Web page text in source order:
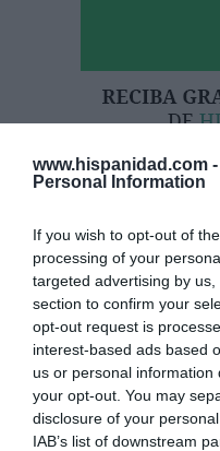
www.hispanidad.com -
Personal Information
If you wish to opt-out of
processing of your
targeted advertising by
section to confirm your
opt-out request is
interest-based ads based
us or personal
your opt-out. You may
disclosure of your
IAB’s list of downstream
Hoy destacamos
ECONOMÍA
Telefónica.
Unido, el
Enrique
Eulogio López